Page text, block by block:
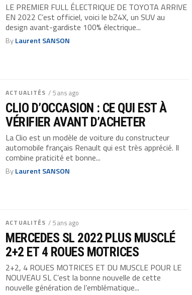
LE PREMIER FULL ÉLECTRIQUE DE TOYOTA ARRIVE
EN 2022 C’est officiel, voici le bZ4X, un SUV au
design avant-gardiste 100% électrique...
ByLaurent SANSON
ACTUALITÉS / 5 ans ago
CLIO D’OCCASION : CE QUI EST À
VÉRIFIER AVANT D’ACHETER
La Clio est un modèle de voiture du constructeur
automobile français Renault qui est très apprécié. Il
combine praticité et bonne...
ByLaurent SANSON
ACTUALITÉS / 5 ans ago
MERCEDES SL 2022 PLUS MUSCLÉ
2+2 ET 4 ROUES MOTRICES
2+2, 4 ROUES MOTRICES ET DU MUSCLE POUR LE
NOUVEAU SL C’est la bonne nouvelle de cette
nouvelle génération de l’emblématique...